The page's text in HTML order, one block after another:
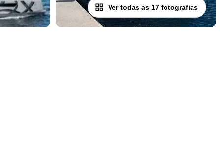
Ver todas as 17 fotografias